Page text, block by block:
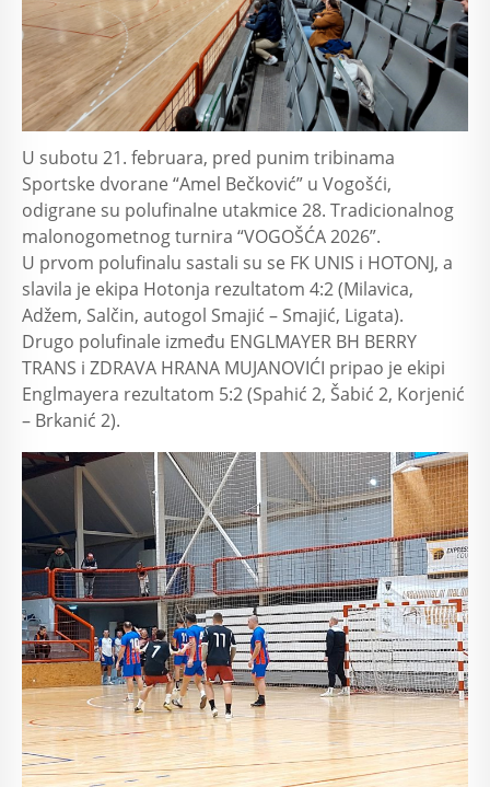
U subotu 21. februara, pred punim tribinama
Sportske dvorane “Amel Bečković” u Vogošći,
odigrane su polufinalne utakmice 28. Tradicionalnog
malonogometnog turnira “VOGOŠĆA 2026”.
U prvom polufinalu sastali su se FK UNIS i HOTONJ, a
slavila je ekipa Hotonja rezultatom 4:2 (Milavica,
Adžem, Salčin, autogol Smajić – Smajić, Ligata).
Drugo polufinale između ENGLMAYER BH BERRY
TRANS i ZDRAVA HRANA MUJANOVIĆI pripao je ekipi
Englmayera rezultatom 5:2 (Spahić 2, Šabić 2, Korjenić
– Brkanić 2).